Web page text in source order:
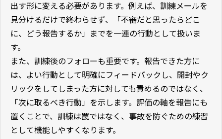
出す形に変える必要があります。例えば、訓練メールを
見分けるだけで終わらせず、「不審だと思ったらどこ
に、どう報告するか」までを一連の行動として扱いま
す。
また、訓練後のフォローも重要です。報告できた方に
は、よい行動として明確にフィードバックし、開封やク
リックをしてしまった方に対しても責めるのではなく、
「次に取るべき行動」を示します。評価の軸を報告にも
置くことで、訓練は罠ではなく、事故を防ぐための練習
として機能しやすくなります。